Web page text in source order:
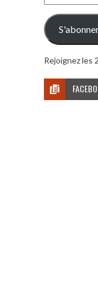
e-
mail
Rejoignez les